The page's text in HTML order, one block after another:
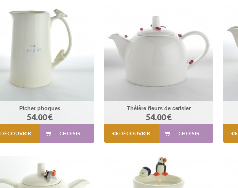
Pichet phoques
54.00 €
DÉCOUVRIR CHOISIR
Théière fleurs de cerisier
54.00 €
DÉCOUVRIR CHOISIR